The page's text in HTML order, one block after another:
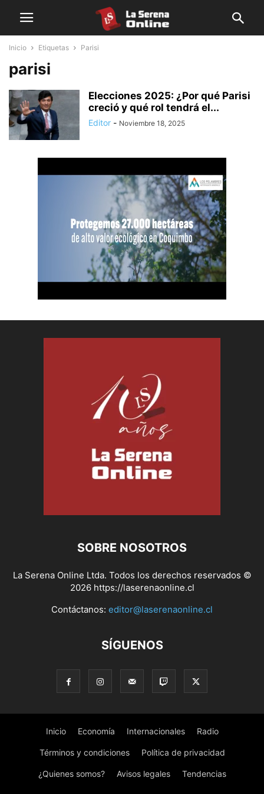
Inicio Etiquetas Parisi
parisi
Elecciones 2025: ¿Por qué Parisi
creció y qué rol tendrá el...
Editor - Noviembre 18, 2025
SOBRE NOSOTROS
La Serena Online Ltda. Todos los derechos reservados ©
2026 https://laserenaonline.cl
Contáctanos: editor@laserenaonline.cl
SÍGUENOS
Inicio Economía Internacionales Radio
Términos y condiciones Política de privacidad
¿Quienes somos? Avisos legales Tendencias